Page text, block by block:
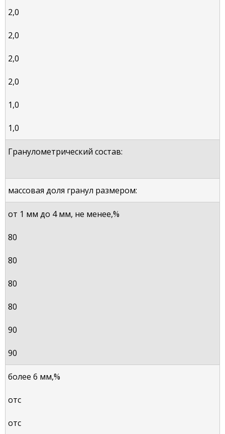
2,0
2,0
2,0
2,0
1,0
1,0
Гранулометрический состав:
массовая доля гранул размером:
от 1 мм до 4 мм, не менее,%
80
80
80
80
90
90
более 6 мм,%
отс
отс